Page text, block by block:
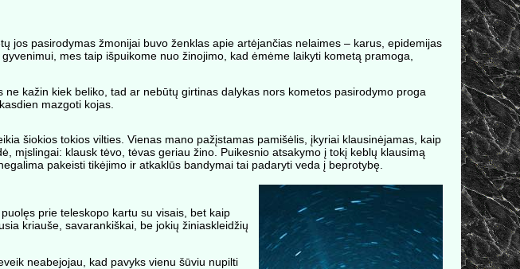
jos pasirodymas žmonijai buvo ženklas apie artėjančias nelaimes – karus, epidemijas
mes taip išpuikome nuo žinojimo, kad ėmėme laikyti kometą pramoga,
kažin kiek beliko, tad ar nebūtų girtinas dalykas nors kometos pasirodymo proga
mazgoti kojas.
šiokios tokios vilties. Vienas mano pažįstamas pamišėlis, įkyriai klausinėjamas, kaip
mįslingai: klausk tėvo, tėvas geriau žino. Puikesnio atsakymo į tokį keblų klausimą
pakeisti tikėjimo ir atkaklūs bandymai tai padaryti veda į beprotybę.
prie teleskopo kartu su visais, bet kaip
kriauše, savarankiškai, be jokių žiniaskleidžių
neabejojau, kad pavyks vienu šūviu nupilti